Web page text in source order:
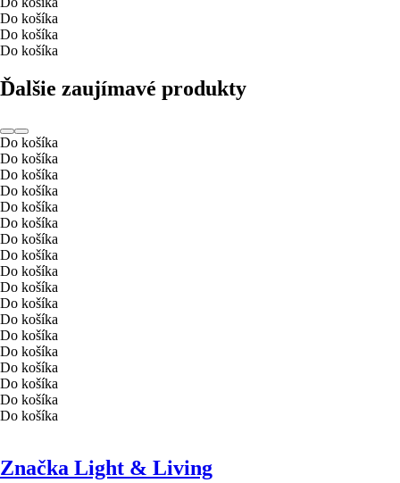
Do košíka
Do košíka
Do košíka
Ďalšie zaujímavé produkty
Do košíka
Do košíka
Do košíka
Do košíka
Do košíka
Do košíka
Do košíka
Do košíka
Do košíka
Do košíka
Do košíka
Do košíka
Do košíka
Do košíka
Do košíka
Do košíka
Do košíka
Do košíka
Značka Light & Living